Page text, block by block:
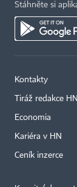
Stáhněte si
Kontakty
Tiráž redakce HN
Economia
Kariéra v HN
Ceník inzerce